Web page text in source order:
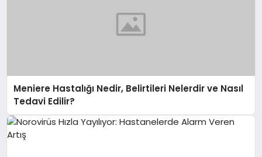
Meniere Hastalığı Nedir, Belirtileri Nelerdir ve Nasıl
Tedavi Edilir?